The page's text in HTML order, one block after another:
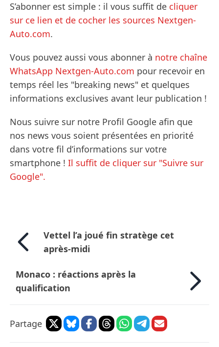
S’abonner est simple : il vous suffit de cliquer
sur ce lien et de cocher les sources Nextgen-
Auto.com.
Vous pouvez aussi vous abonner à notre chaîne
WhatsApp Nextgen-Auto.com pour recevoir en
temps réel les "breaking news" et quelques
informations exclusives avant leur publication !
Nous suivre sur notre Profil Google afin que
nos news vous soient présentées en priorité
dans votre fil d’informations sur votre
smartphone ! Il suffit de cliquer sur "Suivre sur
Google".
Vettel l’a joué fin stratège cet
après-midi
Monaco : réactions après la
qualification
Partage